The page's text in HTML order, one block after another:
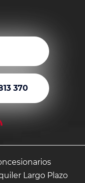
370
Largo Plazo